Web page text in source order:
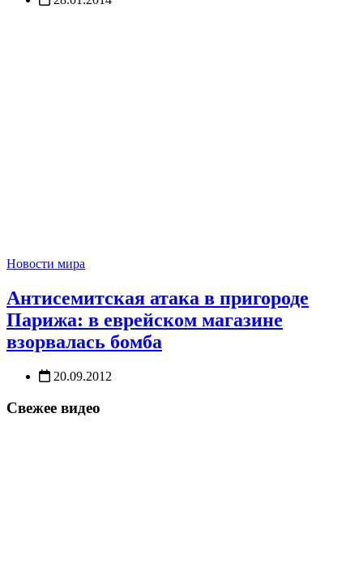
Новости мира
Антисемитская атака в пригороде
Парижа: в еврейском магазине
взорвалась бомба
20.09.2012
Свежее видео